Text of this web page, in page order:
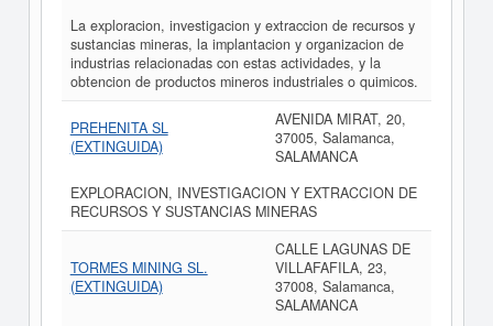
La exploracion, investigacion y extraccion de recursos y
sustancias mineras, la implantacion y organizacion de
industrias relacionadas con estas actividades, y la
obtencion de productos mineros industriales o quimicos.
PREHENITA SL
(EXTINGUIDA)
AVENIDA MIRAT, 20,
37005, Salamanca,
SALAMANCA
EXPLORACION, INVESTIGACION Y EXTRACCION DE
RECURSOS Y SUSTANCIAS MINERAS
TORMES MINING SL.
(EXTINGUIDA)
CALLE LAGUNAS DE
VILLAFAFILA, 23,
37008, Salamanca,
SALAMANCA